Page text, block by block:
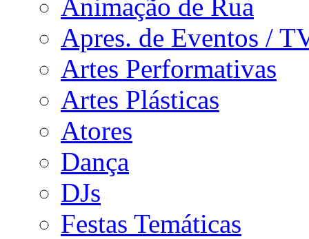
Animação de Rua
Apres. de Eventos /
Artes Performativas
Artes Plásticas
Atores
Dança
DJs
Festas Temáticas